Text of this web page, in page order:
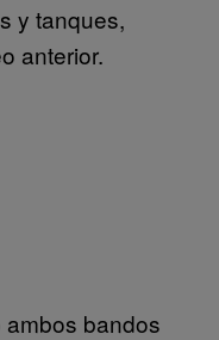
y tanques,
anterior.
bandos